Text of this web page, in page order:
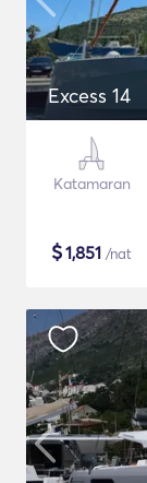
Excess 14
Katamaran
$1,851 /nat